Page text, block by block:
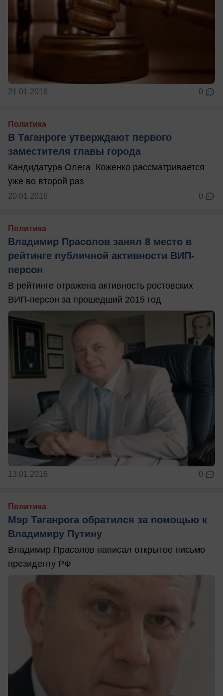
21.01.2016 0
Политика
В Таганроге утверждают первого
заместителя главы города
Кандидатура Олега Коженко рассматривается
уже во второй раз
20.01.2016 0
Политика
Владимир Прасолов занял 8 место в
рейтинге публичной активности ВИП-
персон
В рейтинге отражена активность ростовских
ВИП-персон за прошедший 2015 год
13.01.2016 0
Политика
Мэр Таганрога обратился за помощью к
Владимиру Путину
Владимир Прасолов написал открытое письмо
президенту РФ